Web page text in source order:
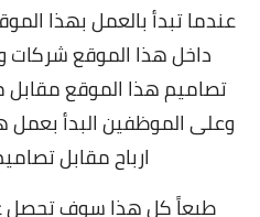
عندما تبدأ بالعمل بهذا
داخل هذا الموقع
تصاميم هذا الموقع
وعلى الموظفين البدأ
ارباح مقابل
طبعاً كل هذا سوف تحصل